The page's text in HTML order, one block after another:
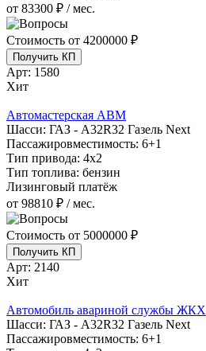
от 83300 ₽ / мес.
Стоимость от 4200000 ₽
Получить КП
Арт: 1580
Хит
Автомастерская АВМ
Шасси: ГАЗ - А32R32 Газель Next
Пассажировместимость: 6+1
Тип привода: 4х2
Тип топлива: бензин
Лизинговый платёж
от 98810 ₽ / мес.
Стоимость от 5000000 ₽
Получить КП
Арт: 2140
Хит
Автомобиль авариной службы ЖКХ
Шасси: ГАЗ - А32R32 Газель Next
Пассажировместимость: 6+1